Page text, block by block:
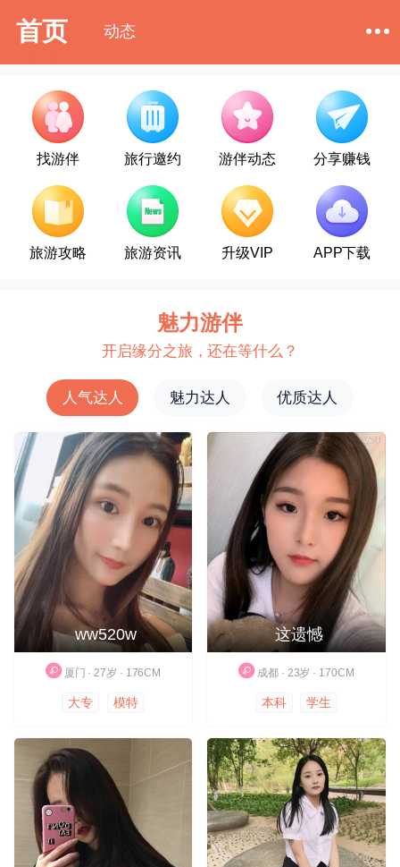
首页 动态
找游伴 旅行邀约 游伴动态 分享赚钱
旅游攻略 旅游资讯 升级VIP APP下载
魅力游伴
开启缘分之旅，还在等什么？
人气达人 魅力达人 优质达人
ww520w
厦门 · 27岁 · 176CM
大专 模特
这遗憾
成都 · 23岁 · 170CM
本科 学生